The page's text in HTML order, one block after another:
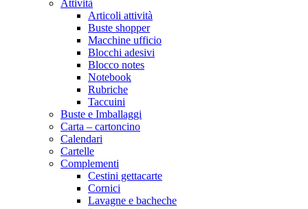
Attività
Articoli attività
Buste shopper
Macchine ufficio
Blocchi adesivi
Blocco notes
Notebook
Rubriche
Taccuini
Buste e Imballaggi
Carta – cartoncino
Calendari
Cartelle
Complementi
Cestini gettacarte
Cornici
Lavagne e bacheche